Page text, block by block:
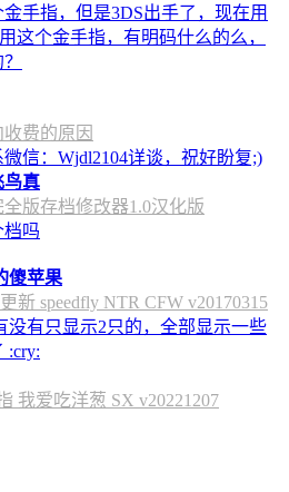
手指，但是3DS出手了，现在用
这个金手指，有明码什么的么，
费的原因
信：Wjdl2104详谈，祝好盼复;)
鸟真
版存档修改器1.0汉化版
吗
傻苹果
新 speedfly NTR CFW v20170315
没有只显示2只的，全部显示一些
:cry:
我爱吃洋葱 SX v20221207